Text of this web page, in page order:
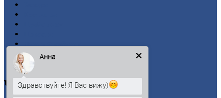
Оформление
Оплата
Черныйметаллопрокат
Анна
Здравствуйте! Я Вас вижу)